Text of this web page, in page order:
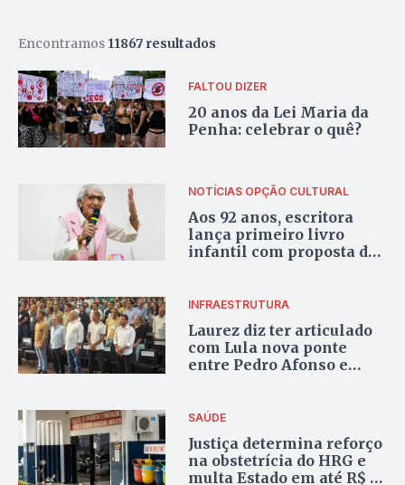
Encontramos 11867 resultados
FALTOU DIZER
20 anos da Lei Maria da
Penha: celebrar o quê?
NOTÍCIAS OPÇÃO CULTURAL
Aos 92 anos, escritora
lança primeiro livro
infantil com proposta de
INFRAESTRUTURA
Laurez diz ter articulado
com Lula nova ponte
entre Pedro Afonso e
agosto
SAÚDE
Justiça determina reforço
na obstetrícia do HRG e
multa Estado em até R$ 1